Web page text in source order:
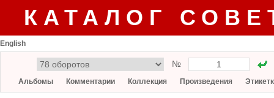
КАТАЛОГ
English
№
Альбомы Комментарии Коллекция Произведения